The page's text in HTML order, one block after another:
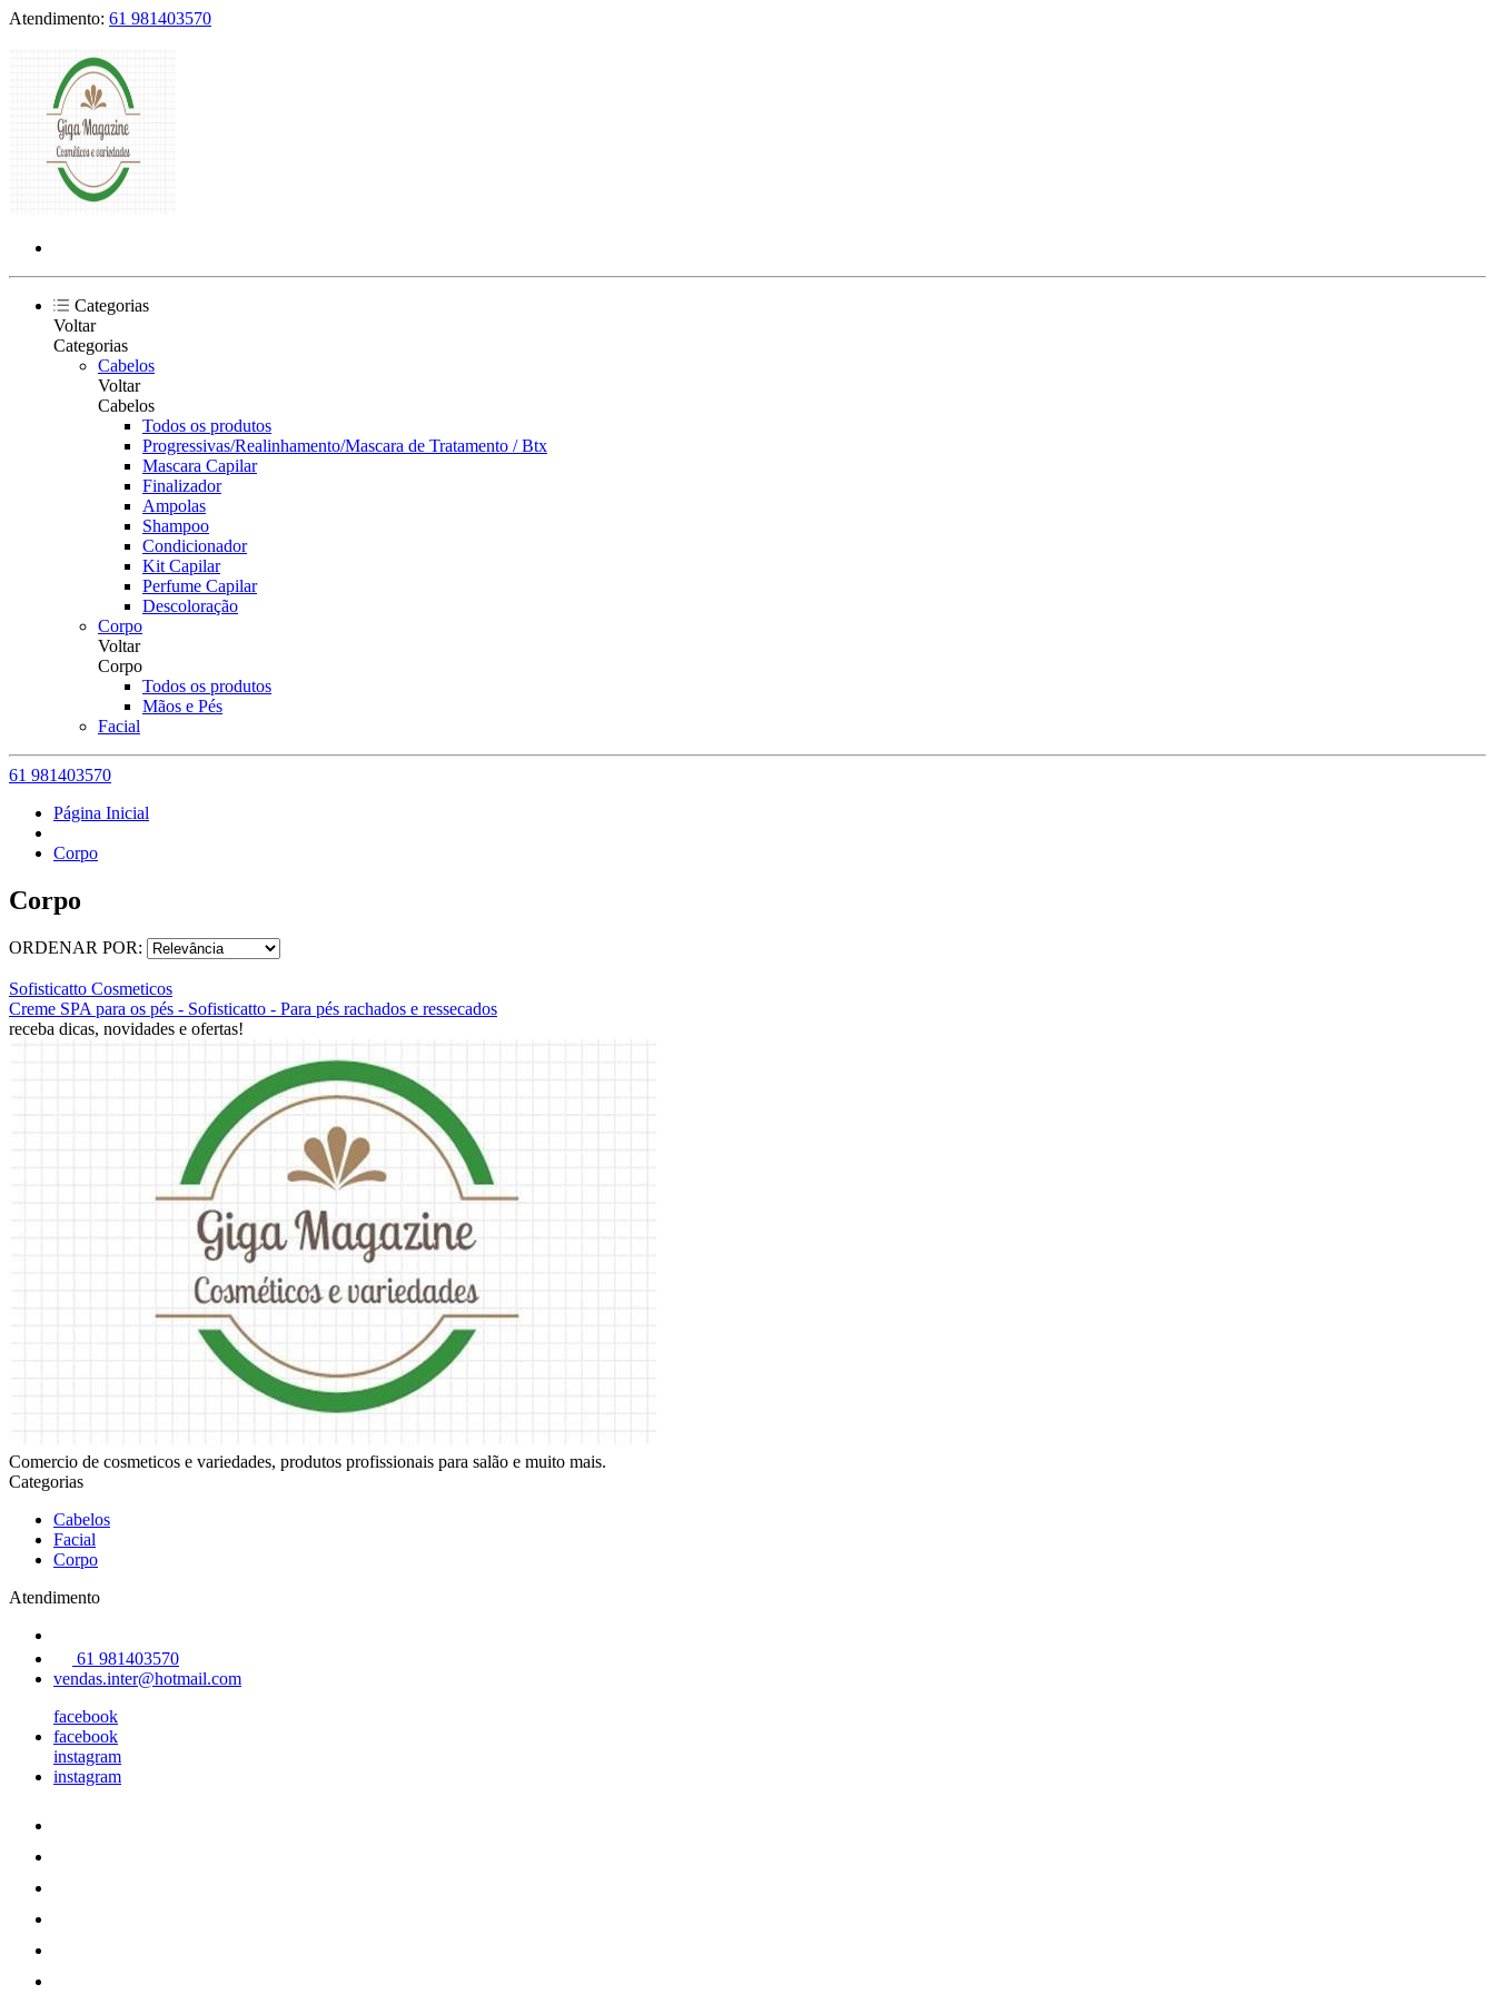
Atendimento: 61 981403570
Categorias
Voltar
Categorias
Cabelos
Voltar
Cabelos
Todos os produtos
Progressivas/Realinhamento/Mascara de Tratamento / Btx
Mascara Capilar
Finalizador
Ampolas
Shampoo
Condicionador
Kit Capilar
Perfume Capilar
Descoloração
Corpo
Voltar
Corpo
Todos os produtos
Mãos e Pés
Facial
61 981403570
Página Inicial
Corpo
Corpo
ORDENAR POR:
Sofisticatto Cosmeticos
Creme SPA para os pés - Sofisticatto - Para pés rachados e ressecados
receba dicas, novidades e ofertas!
Comercio de cosmeticos e variedades, produtos profissionais para salão e muito mais.
Categorias
Cabelos
Facial
Corpo
Atendimento
61 981403570
vendas.inter@hotmail.com
facebook
facebook
instagram
instagram